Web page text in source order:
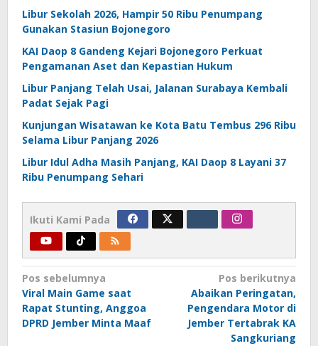
Libur Sekolah 2026, Hampir 50 Ribu Penumpang
Gunakan Stasiun Bojonegoro
KAI Daop 8 Gandeng Kejari Bojonegoro Perkuat
Pengamanan Aset dan Kepastian Hukum
Libur Panjang Telah Usai, Jalanan Surabaya Kembali
Padat Sejak Pagi
Kunjungan Wisatawan ke Kota Batu Tembus 296 Ribu
Selama Libur Panjang 2026
Libur Idul Adha Masih Panjang, KAI Daop 8 Layani 37
Ribu Penumpang Sehari
Ikuti Kami Pada
Navigasi
pos
Pos sebelumnya
Viral Main Game saat
Rapat Stunting, Anggoa
DPRD Jember Minta Maaf
Pos berikutnya
Abaikan Peringatan,
Pengendara Motor di
Jember Tertabrak KA
Sangkuriang